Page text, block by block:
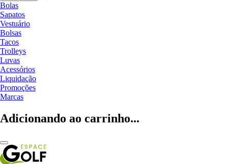
Bolas
Sapatos
Vestuário
Bolsas
Tacos
Trolleys
Luvas
Acessórios
Liquidação
Promoções
Marcas
Adicionando ao carrinho...